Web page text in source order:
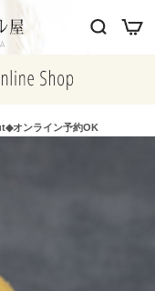
オンライン予約OK